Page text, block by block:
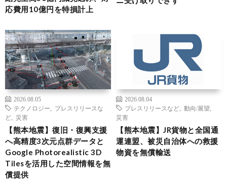
応費用10億円を特損計上
2026.08.05
テクノロジー
プレスリリースな
ど
災害
【熊本地震】復旧・復興支援
へ高精度3次元点群データと
Google Photorealistic 3D
Tilesを活用した空間情報を無
償提供
2026.08.04
プレスリリースなど
動向/展望
災害
【熊本地震】JR貨物と全国通
運連盟、被災自治体への救援
物資を無償輸送